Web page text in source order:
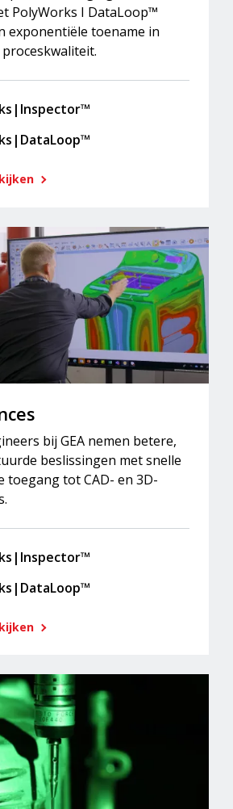
PolyWorks I DataLoop™
exponentiële toename in
bij GEA nemen betere,
beslissingen met snelle
toegang tot CAD- en 3D-